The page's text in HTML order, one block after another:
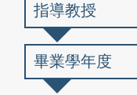
指導教授
畢業學年度